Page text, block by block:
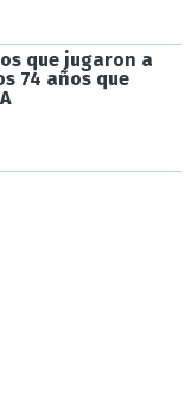
que jugaron a
74 años que